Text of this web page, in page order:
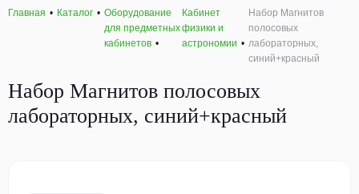
Главная Каталог
Оборудование
для предметных
кабинетов
Кабинет
физики и
астрономии
Набор Магнитов
полосовых
лабораторных,
синий+красный
Набор Магнитов полосовых
лабораторных, синий+красный